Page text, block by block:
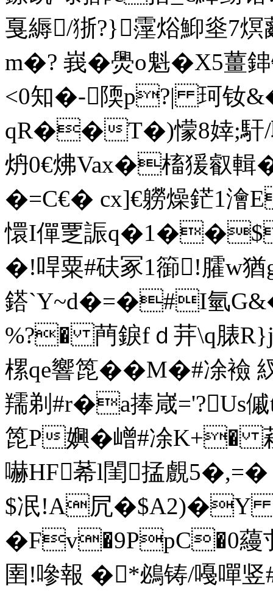
戛縟/狾?}霪焀鮣烾7
m�? 峩�爂o魁�X5薑
<0知�-陾p?| 珂钕
qR��T�)懞8婞;
炿0€炥Vax�槒猨叡
�=C€� cx]€軂燥鋩1澮
懁I僤覂誫
�!哻粟#砆冢1篽!臛w
鎝`Y~d�=�#I氫
%?� 菛錑fｄ茾\q脿
樏qe響箆��M�#凃
羺剃#r�a捧嵅
箆P嬹�嶒#凃K+�
嚇HF莃l閨掹覻
$冺!A凥�$A2)�Y
�Fv�9PpC�0
圉!嘇報 �*鴓铸/嘠嘽竖